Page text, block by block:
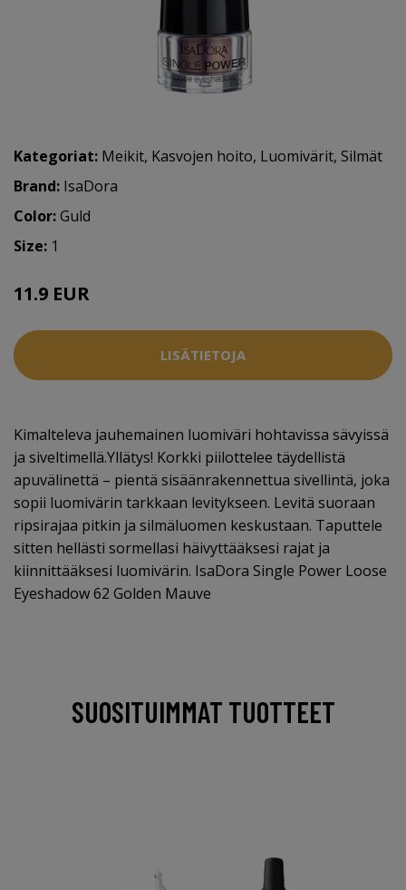
Kategoriat: Meikit, Kasvojen hoito, Luomivärit, Silmät
Brand: IsaDora
Color:Guld
Size: 1
11.9 EUR
LISÄTIETOJA
Kimalteleva jauhemainen luomiväri hohtavissa sävyissä
ja siveltimellä.Yllätys! Korkki piilottelee täydellistä
apuvälinettä – pientä sisäänrakennettua sivellintä, joka
sopii luomivärin tarkkaan levitykseen. Levitä suoraan
ripsirajaa pitkin ja silmäluomen keskustaan. Taputtele
sitten hellästi sormellasi häivyttääksesi rajat ja
kiinnittääksesi luomivärin. IsaDora Single Power Loose
Eyeshadow 62 Golden Mauve
SUOSITUIMMAT TUOTTEET